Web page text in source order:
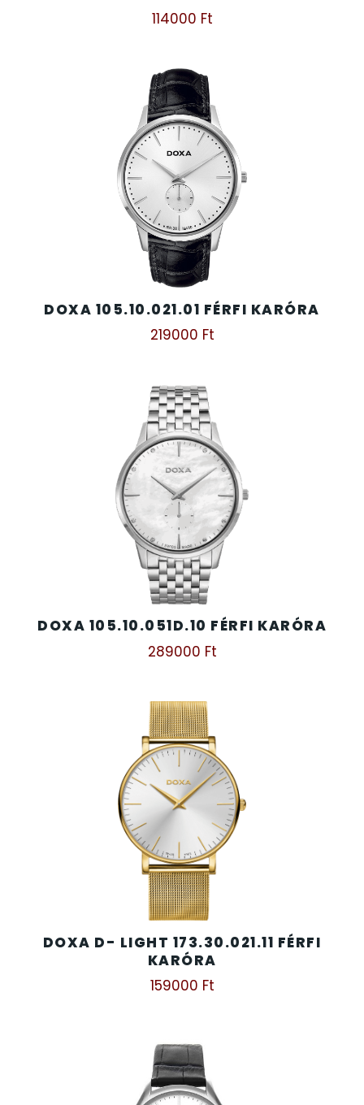
114000 Ft
DOXA 105.10.021.01 FÉRFI KARÓRA
219000 Ft
DOXA 105.10.051D.10 FÉRFI KARÓRA
289000 Ft
DOXA D- LIGHT 173.30.021.11 FÉRFI
KARÓRA
159000 Ft